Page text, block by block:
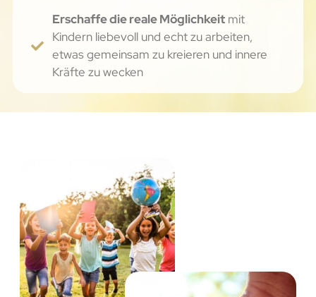
Erschaffe die reale Möglichkeitmit
Kindern liebevoll und echt zu arbeiten,
etwas gemeinsam zu kreieren und innere
Kräfte zu wecken